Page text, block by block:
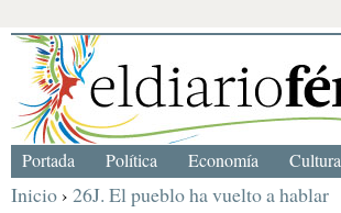
Inicio › 26J. El pueblo ha vuelto a hablar
Portada Política Economía Cultura